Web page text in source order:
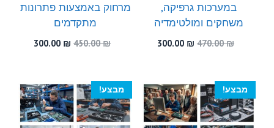
במערכות גרפיקה,
משחקים ומולטימדיה
470.00₪
המחיר
470.00 ₪.
300.00 ₪
300.00 ₪.
מרחוק באמצעות פתרונות
מתקדמים
450.00₪
המחיר
450.00 ₪.
300.00 ₪
המחיר
300.00 ₪.
מבצע! מבצע!